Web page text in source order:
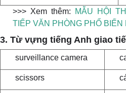
>>> Xem thêm:
MẪU HỘI
TIẾP VĂN PHÒNG PHỔ BIẾN
3. Từ vựng tiếng Anh giao
surveillance camera
scissors